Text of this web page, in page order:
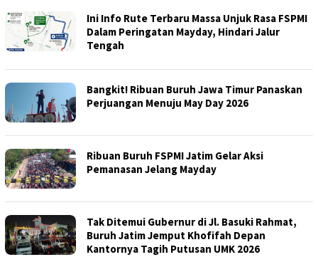
Ini Info Rute Terbaru Massa Unjuk Rasa FSPMI
Dalam Peringatan Mayday, Hindari Jalur
Tengah
Bangkit! Ribuan Buruh Jawa Timur Panaskan
Perjuangan Menuju May Day 2026
Ribuan Buruh FSPMI Jatim Gelar Aksi
Pemanasan Jelang Mayday
Tak Ditemui Gubernur di Jl. Basuki Rahmat,
Buruh Jatim Jemput Khofifah Depan
Kantornya Tagih Putusan UMK 2026